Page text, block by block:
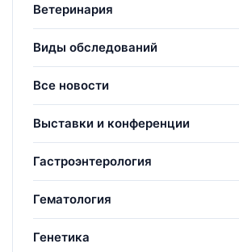
Ветеринария
Виды обследований
Все новости
Выставки и конференции
Гастроэнтерология
Гематология
Генетика